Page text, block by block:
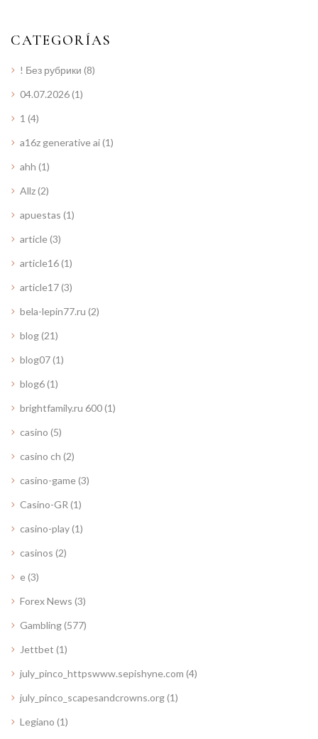
CATEGORÍAS
! Без рубрики (8)
04.07.2026(1)
1 (4)
a16z generative ai(1)
ahh (1)
Allz(2)
apuestas (1)
article(3)
article16(1)
article17(3)
bela-lepin77.ru (2)
blog(21)
blog07(1)
blog6(1)
brightfamily.ru 600(1)
casino (5)
casino ch (2)
casino-game(3)
Casino-GR (1)
casino-play(1)
casinos (2)
e(3)
Forex News (3)
Gambling(577)
Jettbet (1)
july_pinco_httpswww.sepishyne.com (4)
july_pinco_scapesandcrowns.org(1)
Legiano (1)